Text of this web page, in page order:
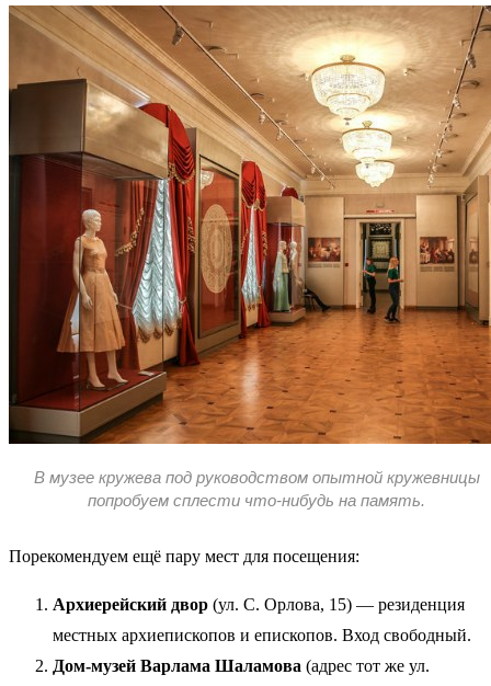
В музее кружева под руководством опытной кружевницы
попробуем сплести что-нибудь на память.
Порекомендуем ещё пару мест для посещения:
Архиерейский двор (ул. С. Орлова, 15) — резиденция
местных архиепископов и епископов. Вход свободный.
Дом-музей Варлама Шаламова (адрес тот же ул.